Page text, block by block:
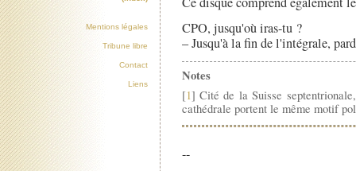
CPO, jusqu'où iras-tu ?
– Jusqu'à la fin de l'intégrale,
Notes
[1] Cité de la Suisse
cathédrale portent le même motif
--
Mentions légales
Tribune libre
Contact
Liens